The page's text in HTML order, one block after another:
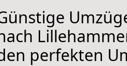
perfekten